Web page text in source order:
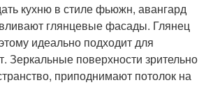
кухню в стиле фьюжн, авангард
глянцевые фасады. Глянец
идеально подходит для
Зеркальные поверхности зрительно
приподнимают потолок на